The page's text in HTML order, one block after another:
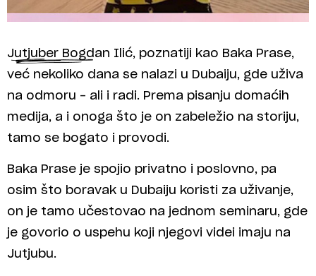
Jutjuber Bogdan Ilić, poznatiji kao Baka Prase,
već nekoliko dana se nalazi u Dubaiju, gde uživa
na odmoru – ali i radi. Prema pisanju domaćih
medija, a i onoga što je on zabeležio na storiju,
tamo se bogato i provodi.
Baka Prase je spojio privatno i poslovno, pa
osim što boravak u Dubaiju koristi za uživanje,
on je tamo učestovao na jednom seminaru, gde
je govorio o uspehu koji njegovi videi imaju na
Jutjubu.